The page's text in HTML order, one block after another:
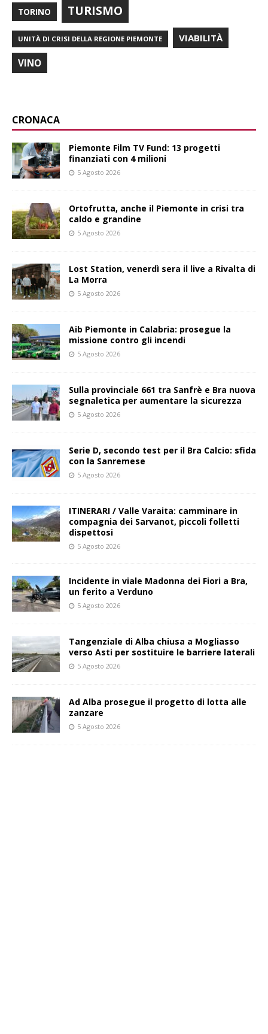
TORINO TURISMO
UNITÀ DI CRISI DELLA REGIONE PIEMONTE VIABILITÀ
VINO
CRONACA
Piemonte Film TV Fund: 13 progetti
finanziati con 4 milioni
5 Agosto 2026
Ortofrutta, anche il Piemonte in crisi tra
caldo e grandine
5 Agosto 2026
Lost Station, venerdì sera il live a Rivalta di
La Morra
5 Agosto 2026
Aib Piemonte in Calabria: prosegue la
missione contro gli incendi
5 Agosto 2026
Sulla provinciale 661 tra Sanfrè e Bra nuova
segnaletica per aumentare la sicurezza
5 Agosto 2026
Serie D, secondo test per il Bra Calcio: sfida
con la Sanremese
5 Agosto 2026
ITINERARI / Valle Varaita: camminare in
compagnia dei Sarvanot, piccoli folletti
dispettosi
5 Agosto 2026
Incidente in viale Madonna dei Fiori a Bra,
un ferito a Verduno
5 Agosto 2026
Tangenziale di Alba chiusa a Mogliasso
verso Asti per sostituire le barriere laterali
5 Agosto 2026
Ad Alba prosegue il progetto di lotta alle
zanzare
5 Agosto 2026